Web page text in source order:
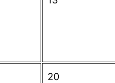
20